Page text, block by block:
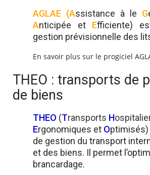
AGLAE (Assistance à le G
Anticipée et Efficiente)
gestion prévisionnelle des
En savoir plus sur le progiciel
THEO : transports de
de biens
THEO (Transports H
Ergonomiques et Optimisés)
de gestion du transport
et des biens. Il permet
brancardage.